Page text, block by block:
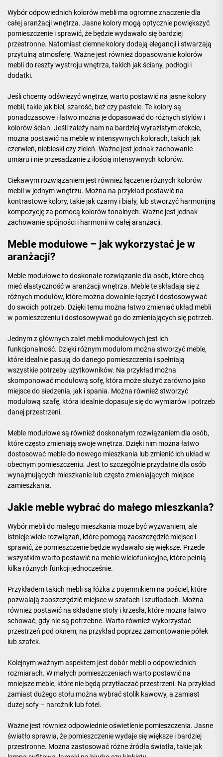
Wybór odpowiednich kolorów mebli ma ogromne znaczenie dla
całej aranżacji wnętrza. Jasne kolory mogą optycznie powiększyć
pomieszczenie i sprawić, że będzie wydawało się bardziej
przestronne. Natomiast ciemne kolory dodają elegancji i stwarzają
przytulną atmosferę. Ważne jest również dopasowanie kolorów
mebli do reszty wystroju wnętrza, takich jak ściany, podłogi i
dodatki.
Jeśli chcemy odświeżyć wnętrze, warto postawić na jasne kolory
mebli, takie jak biel, szarość, beż czy pastele. Te kolory są
ponadczasowe i łatwo można je dopasować do różnych stylów i
kolorów ścian. Jeśli zależy nam na bardziej wyrazistym efekcie,
można postawić na meble w intensywnych kolorach, takich jak
czerwień, niebieski czy zieleń. Ważne jest jednak zachowanie
umiaru i nie przesadzanie z ilością intensywnych kolorów.
Ciekawym rozwiązaniem jest również łączenie różnych kolorów
mebli w jednym wnętrzu. Można na przykład postawić na
kontrastowe kolory, takie jak czarny i biały, lub stworzyć harmonijną
kompozycję za pomocą kolorów tonalnych. Ważne jest jednak
zachowanie spójności i harmonii w całej aranżacji.
Meble modułowe – jak wykorzystać je w
aranżacji?
Meble modułowe to doskonałe rozwiązanie dla osób, które chcą
mieć elastyczność w aranżacji wnętrza. Meble te składają się z
różnych modułów, które można dowolnie łączyć i dostosowywać
do swoich potrzeb. Dzięki temu można łatwo zmieniać układ mebli
w pomieszczeniu i dostosowywać go do zmieniających się potrzeb.
Jednym z głównych zalet mebli modułowych jest ich
funkcjonalność. Dzięki różnym modułom można stworzyć meble,
które idealnie pasują do danego pomieszczenia i spełniają
wszystkie potrzeby użytkowników. Na przykład można
skomponować modułową sofę, która może służyć zarówno jako
miejsce do siedzenia, jak i spania. Można również stworzyć
modułową szafę, która idealnie dopasuje się do wymiarów i potrzeb
danej przestrzeni.
Meble modułowe są również doskonałym rozwiązaniem dla osób,
które często zmieniają swoje wnętrza. Dzięki nim można łatwo
dostosować meble do nowego mieszkania lub zmienić ich układ w
obecnym pomieszczeniu. Jest to szczególnie przydatne dla osób
wynajmujących mieszkanie lub często zmieniających miejsce
zamieszkania.
Jakie meble wybrać do małego mieszkania?
Wybór mebli do małego mieszkania może być wyzwaniem, ale
istnieje wiele rozwiązań, które pomogą zaoszczędzić miejsce i
sprawić, że pomieszczenie będzie wydawało się większe. Przede
wszystkim warto postawić na meble wielofunkcyjne, które pełnią
kilka różnych funkcji jednocześnie.
Przykładem takich mebli są łóżka z pojemnikiem na pościel, które
pozwalają zaoszczędzić miejsce w szafach i szufladach. Można
również postawić na składane stoły i krzesła, które można łatwo
schować, gdy nie są potrzebne. Warto również wykorzystać
przestrzeń pod oknem, na przykład poprzez zamontowanie półek
lub szafek.
Kolejnym ważnym aspektem jest dobór mebli o odpowiednich
rozmiarach. W małych pomieszczeniach warto postawić na
mniejsze meble, które nie będą przytłaczać przestrzeni. Na przykład
zamiast dużego stołu można wybrać stolik kawowy, a zamiast
dużej sofy – narożnik lub fotel.
Ważne jest również odpowiednie oświetlenie pomieszczenia. Jasne
światło sprawia, że pomieszczenie wydaje się większe i bardziej
przestronne. Można zastosować różne źródła światła, takie jak